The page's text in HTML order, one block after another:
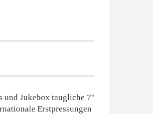
und Jukebox taugliche 7"
Erstpressungen